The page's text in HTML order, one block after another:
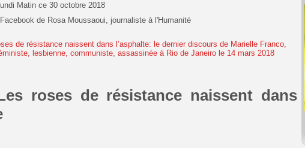
Matin ce 30 octobre 2018
de Rosa Moussaoui, journaliste à l'Humanité
roses de résistance naissent dans